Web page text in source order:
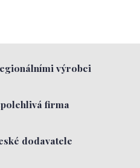
výrobci
firma
dodavatele